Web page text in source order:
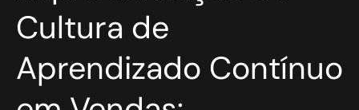
Cultura de
Aprendizado Contínuo
Cultura
de
Aprendizado
Contínuo
em